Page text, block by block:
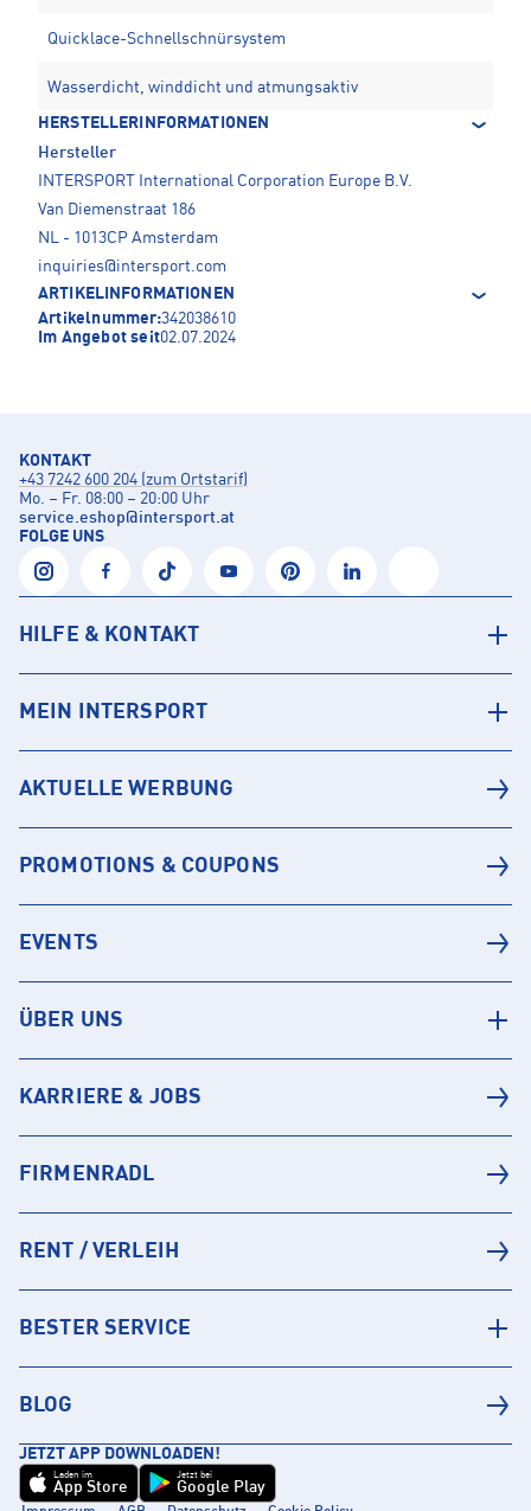
Quicklace-Schnellschnürsystem
Wasserdicht, winddicht und atmungsaktiv
HERSTELLERINFORMATIONEN
Hersteller
INTERSPORT International Corporation Europe B.V.
Van Diemenstraat 186
NL - 1013CP Amsterdam
inquiries@intersport.com
ARTIKELINFORMATIONEN
Artikelnummer:342038610
Im Angebot seit02.07.2024
KONTAKT
+43 7242 600 204 (zum Ortstarif)
Mo. – Fr. 08:00 – 20:00 Uhr
service.eshop@intersport.at
FOLGE UNS
HILFE & KONTAKT
MEIN INTERSPORT
AKTUELLE WERBUNG
PROMOTIONS & COUPONS
EVENTS
ÜBER UNS
KARRIERE & JOBS
FIRMENRADL
RENT / VERLEIH
BESTER SERVICE
BLOG
JETZT APP DOWNLOADEN!
Laden im
App Store
Jetzt bei
Google Play